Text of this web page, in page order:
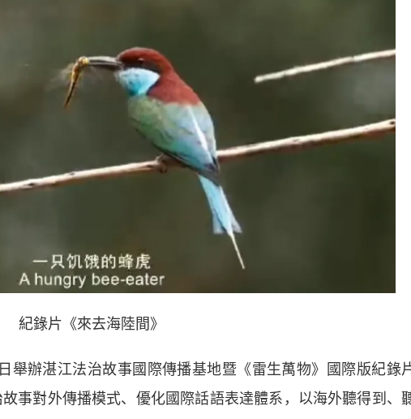
紀錄片《來去海陸間》
辦湛江法治故事國際傳播基地暨《雷生萬物》國際版紀錄
事對外傳播模式、優化國際話語表達體系，以海外聽得到、